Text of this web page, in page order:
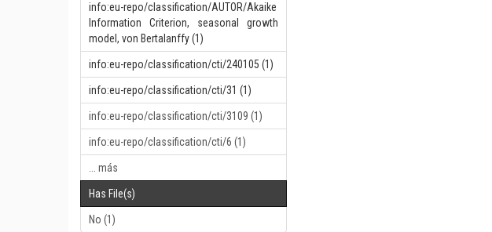
info:eu-repo/classification/AUTOR/Akaike
Information Criterion, seasonal growth
model, von Bertalanffy (1)
info:eu-repo/classification/cti/240105 (1)
info:eu-repo/classification/cti/31 (1)
info:eu-repo/classification/cti/3109 (1)
info:eu-repo/classification/cti/6 (1)
... más
Has File(s)
No (1)